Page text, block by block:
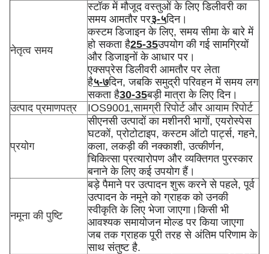
नेतृत्व समय
स्टॉक में मौजूद वस्तुओं के लिए डिलीवरी का
समय आमतौर पर३-५दिन।
कस्टम डिजाइन के लिए, समय सीमा के बारे में
हो सकता है25-35उपयोग की गई सामग्रियों
और डिजाइनों के आधार पर।
एक्सप्रेस डिलीवरी आमतौर पर लेता
है५-७दिन, जबकि समुद्री परिवहन में समय लग
सकता है30-35बड़ी मात्रा के लिए दिन।
उत्पाद प्रमाणपत्र
IOS9001,सामग्री रिपोर्ट और आयाम रिपोर्ट
प्रयोग
सीएनसी उत्पादों का मशीनरी भागों, एयरोस्पेस
घटकों, प्रोटोटाइप, कस्टम ऑटो पार्ट्स, गहने,
कला, लकड़ी की नक्काशी, उत्कीर्णन,
चिकित्सा प्रत्यारोपण और व्यक्तिगत पुरस्कार
बनाने के लिए कई उपयोग हैं।
नमूना की पुष्टि
बड़े पैमाने पर उत्पादन शुरू करने से पहले, पूर्व
उत्पादन के नमूने को ग्राहक को उनकी
स्वीकृति के लिए भेजा जाएगा।किसी भी
आवश्यक समायोजन मोल्ड पर किया जाएगा
जब तक ग्राहक पूरी तरह से अंतिम परिणाम के
साथ संतुष्ट है.